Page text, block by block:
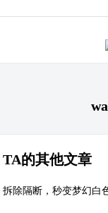
TA的其他文章
拆除隔断，秒变梦幻白